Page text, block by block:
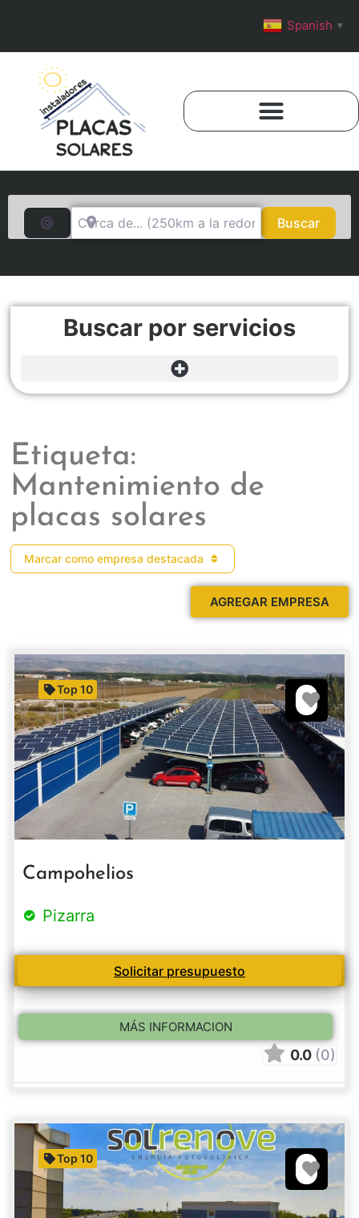
Buscar por distancia
Cerca de... (250km a la redonda)
Buscar
Buscar por servicios
Etiqueta:
Mantenimiento de
placas solares
Marcar como empresa destacada
AGREGAR EMPRESA
Top 10
Campohelios
Pizarra
Solicitar presupuesto
MÁS INFORMACION
0.0 (0)
Top 10
Spanish ▼